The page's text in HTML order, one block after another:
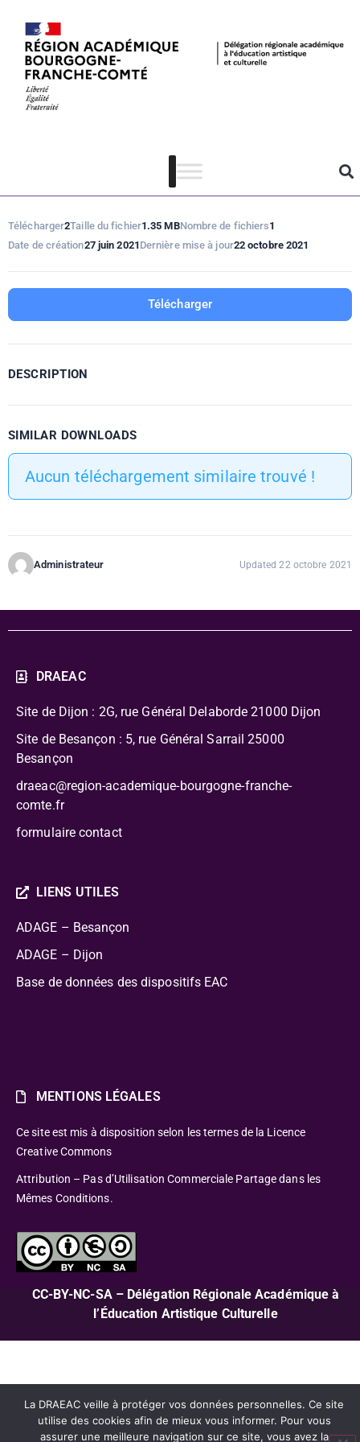
Sortir chez soi !
Télécharger2Taille du fichier1.35 MBNombre de fichiers1
Date de création27 juin 2021 Dernière mise à jour22 octobre 2021
Télécharger
DESCRIPTION
SIMILAR DOWNLOADS
Aucun téléchargement similaire trouvé !
Administrateur Updated 22 octobre 2021
DRAEAC
Site de Dijon : 2G, rue Général Delaborde 21000 Dijon
Site de Besançon : 5, rue Général Sarrail 25000
Besançon
draeac@region-academique-bourgogne-franche-
comte.fr
formulaire contact
LIENS UTILES
ADAGE – Besançon
ADAGE – Dijon
Base de données des dispositifs EAC
MENTIONS LÉGALES
Ce site est mis à disposition selon les termes de la Licence
Creative Commons
Attribution – Pas d’Utilisation Commerciale Partage dans les
Mêmes Conditions.
CC-BY-NC-SA – Délégation Régionale Académique à
l’Éducation Artistique Culturelle
La DRAEAC veille à protéger vos données personnelles. Ce site
utilise des cookies afin de mieux vous informer. Pour vous
assurer une meilleure navigation sur ce site, vous avez la